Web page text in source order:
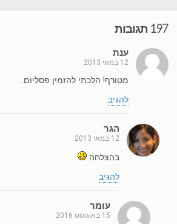
197 תגובות
ענת
12 במאי 2013
מטורף! הלכתי להזמין פסליום..
להגיב
הגר
12 במאי 2013
בהצלחה
להגיב
עומר
15 באוגוסט 2016